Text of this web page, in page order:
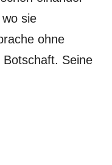
sie
ohne
Botschaft. Seine